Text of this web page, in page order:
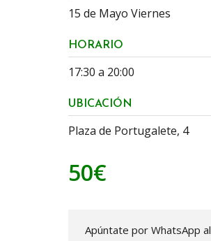
15 de Mayo Viernes
HORARIO
17:30 a 20:00
UBICACIÓN
Plaza de Portugalete, 4
50€
Apúntate por WhatsApp al